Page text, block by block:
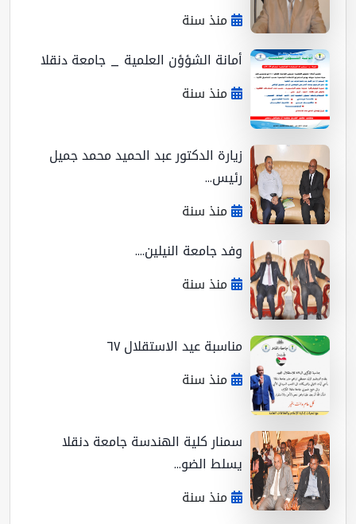
منذ سنة
أمانة الشؤؤن العلمية _ جامعة دنقلا
منذ سنة
زيارة الدكتور عبد الحميد محمد جميل
رئيس...
منذ سنة
وفد جامعة النيلين....
منذ سنة
مناسبة عيد الاستقلال ٦٧
منذ سنة
سمنار كلية الهندسة جامعة دنقلا
يسلط الضو...
منذ سنة